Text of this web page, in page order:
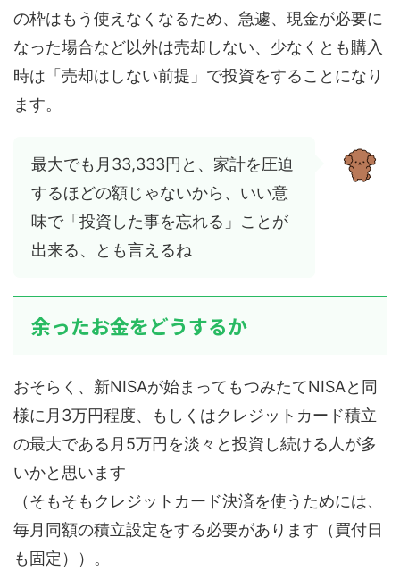
の枠はもう使えなくなるため、急遽、現金が必要に
なった場合など以外は売却しない、少なくとも購入
時は「売却はしない前提」で投資をすることになり
ます。
最大でも月33,333円と、家計を圧迫
するほどの額じゃないから、いい意
味で「投資した事を忘れる」ことが
出来る、とも言えるね
余ったお金をどうするか
おそらく、新NISAが始まってもつみたてNISAと同
様に月3万円程度、もしくはクレジットカード積立
の最大である月5万円を淡々と投資し続ける人が多
いかと思います
（そもそもクレジットカード決済を使うためには、
毎月同額の積立設定をする必要があります（買付日
も固定））。